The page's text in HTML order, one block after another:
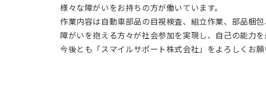
様々な障がいをお持ちの方が働いています。
作業内容は自動車部品の目視検査、組立作業、部品梱
障がいを抱える方々が社会参加を実現し、自己の能力
今後とも「スマイルサポート株式会社」をよろしくお願